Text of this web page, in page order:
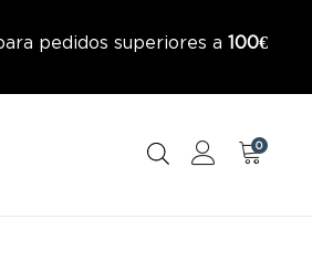
pedidos superiores a 100€
0